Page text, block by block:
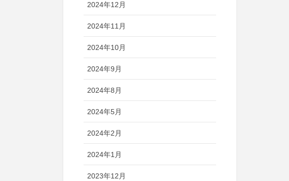
2024年12月
2024年11月
2024年10月
2024年9月
2024年8月
2024年5月
2024年2月
2024年1月
2023年12月